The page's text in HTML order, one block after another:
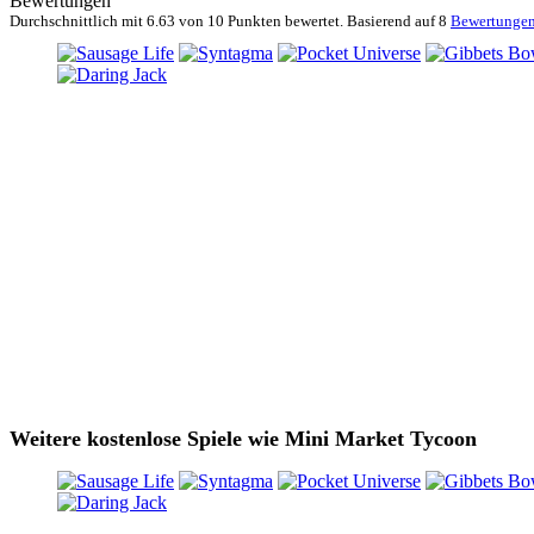
Durchschnittlich mit 6.63 von 10 Punkten bewertet. Basierend auf8
Weitere kostenlose Spiele wie Mini Market Tycoon